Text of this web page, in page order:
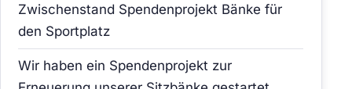
Zwischenstand Spendenprojekt Bänke für
den Sportplatz
Wir haben ein Spendenprojekt zur